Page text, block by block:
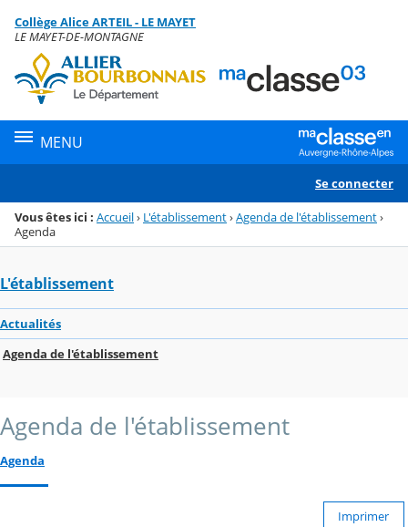
Menu de la rubrique
Contenu
Collège Alice ARTEIL - LE MAYET
LE MAYET-DE-MONTAGNE
MENU
Se connecter
Vous êtes ici : Accueil› L'établissement›Agenda de l'établissement›
Agenda
L'établissement
Actualités
Agenda de l'établissement
Agenda de l'établissement
Agenda
Imprimer